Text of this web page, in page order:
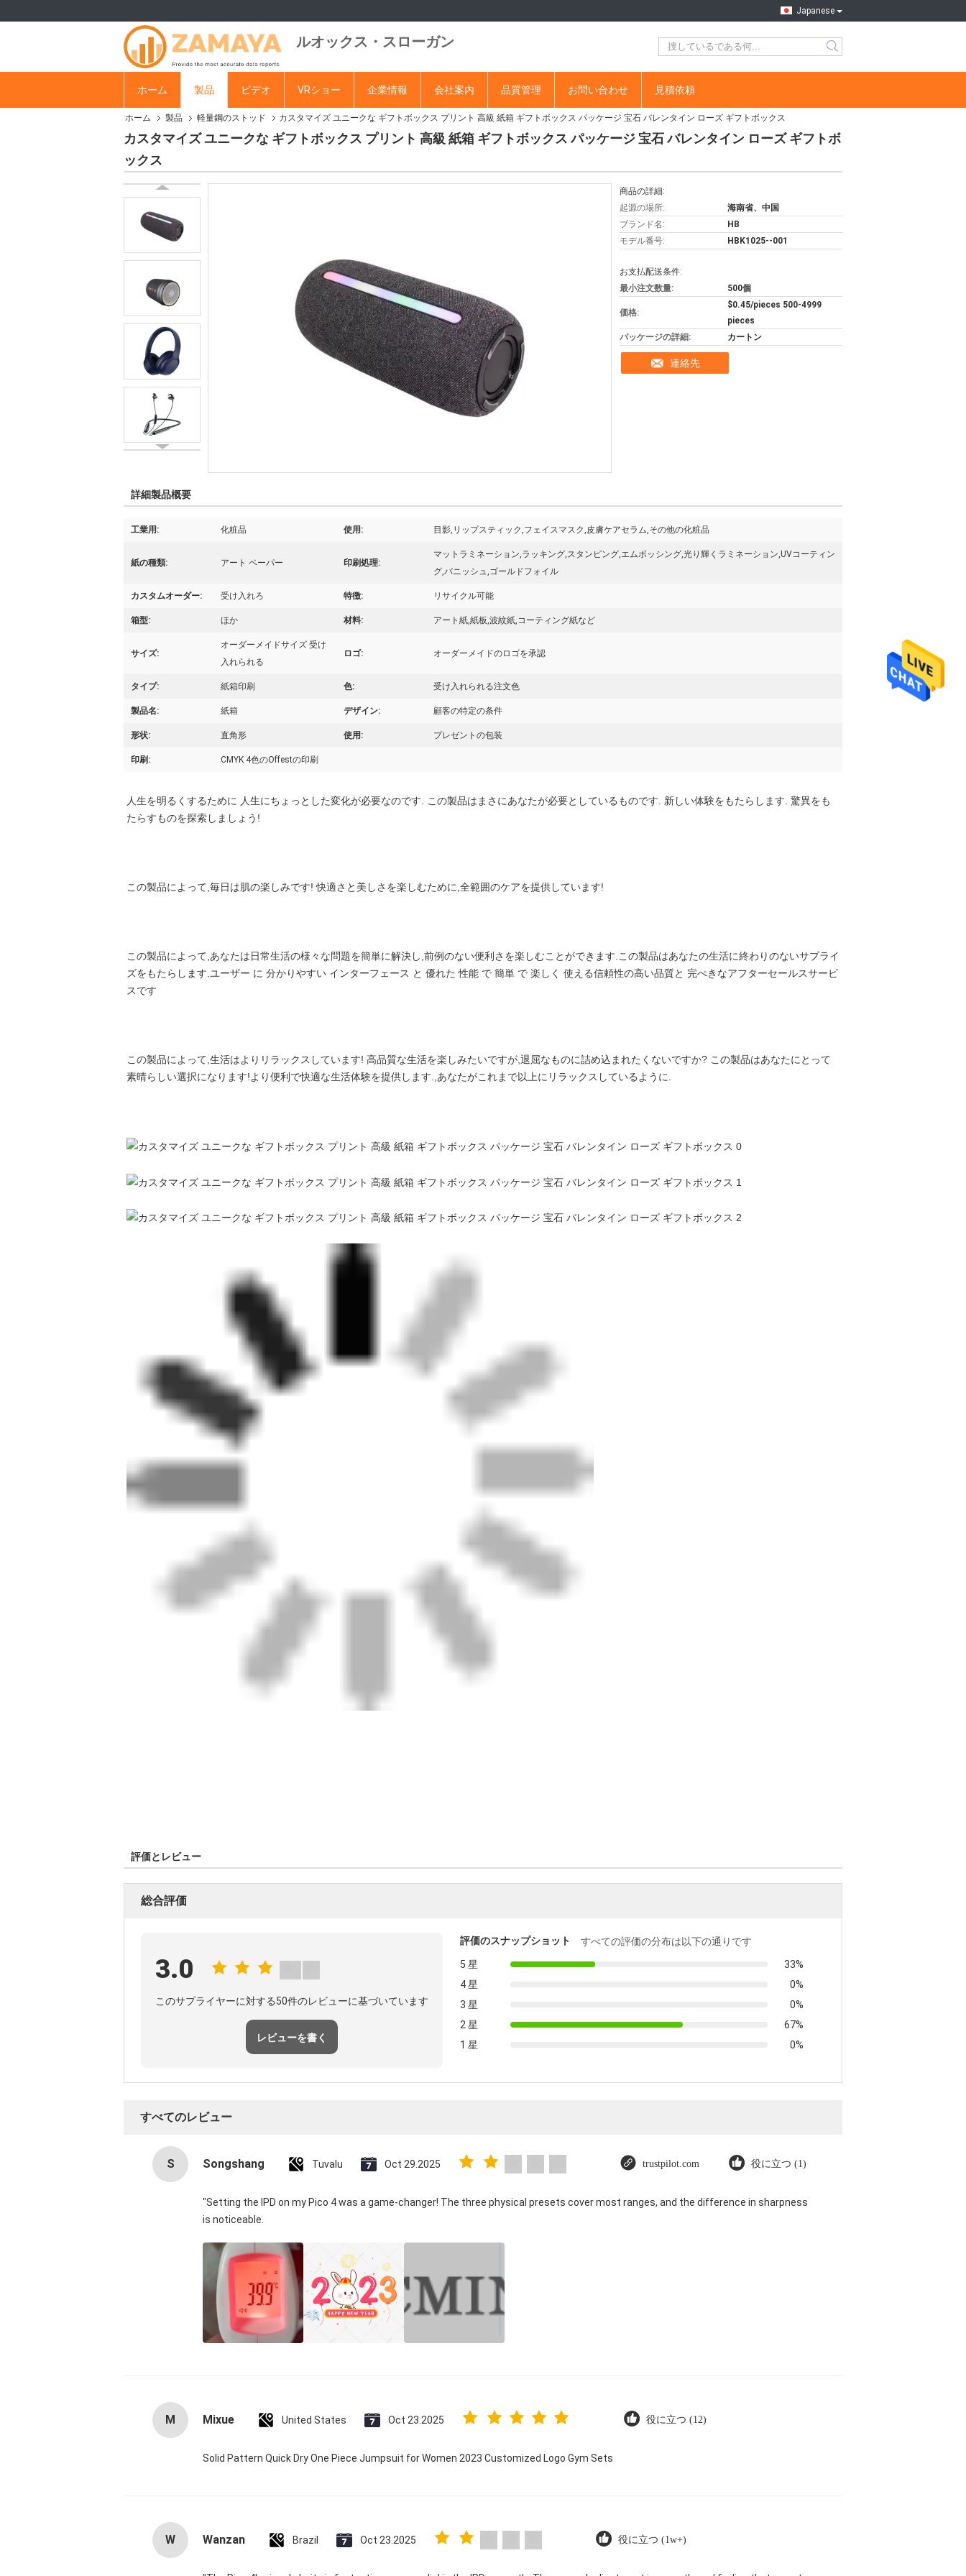
Japanese
ルオックス・スローガン
ホーム 製品 ビデオ VRショー 企業情報 会社案内 品質管理 お問い合わせ 見積依頼
ホーム 製品 軽量鋼のストッド カスタマイズ ユニークな ギフトボックス プリント 高級 紙箱 ギフトボックス パッケージ 宝石 バレンタイン ローズ ギフトボックス
カスタマイズ ユニークな ギフトボックス プリント 高級 紙箱 ギフトボックス パッケージ 宝石 バレンタイン ローズ ギフトボ
ックス
商品の詳細:
起源の場所:
海南省、中国
ブランド名:
HB
モデル番号:
HBK1025--001
お支払配送条件:
最小注文数量:
500個
価格:
$0.45/pieces 500-4999
pieces
パッケージの詳細:
カートン
連絡先
詳細製品概要
工業用: 化粧品 使用: 目影,リップスティック,フェイスマスク,皮膚ケアセラム,その他の化粧品
紙の種類: アート ペーパー 印刷処理:
マットラミネーション,ラッキング,スタンピング,エムボッシング,光り輝くラミネーション,UVコーティン
グ,バニッシュ,ゴールドフォイル
カスタムオーダー: 受け入れろ 特徴: リサイクル可能
箱型: ほか 材料: アート紙,紙板,波紋紙,コーティング紙など
サイズ:
オーダーメイドサイズ 受け
入れられる
ロゴ: オーダーメイドのロゴを承認
タイプ: 紙箱印刷 色: 受け入れられる注文色
製品名: 紙箱 デザイン: 顧客の特定の条件
形状: 直角形 使用: プレゼントの包装
印刷: CMYK 4色のOffestの印刷
人生を明るくするために 人生にちょっとした変化が必要なのです. この製品はまさにあなたが必要としているものです. 新しい体験をもたらします. 驚異をも
たらすものを探索しましょう!
この製品によって,毎日は肌の楽しみです! 快適さと美しさを楽しむために,全範囲のケアを提供しています!
この製品によって,あなたは日常生活の様々な問題を簡単に解決し,前例のない便利さを楽しむことができます.この製品はあなたの生活に終わりのないサプライ
ズをもたらします.ユーザー に 分かりやすい インターフェース と 優れた 性能 で 簡単 で 楽しく 使える信頼性の高い品質と 完ぺきなアフターセールスサービ
スです
この製品によって,生活はよりリラックスしています! 高品質な生活を楽しみたいですが,退屈なものに詰め込まれたくないですか? この製品はあなたにとって
素晴らしい選択になります!より便利で快適な生活体験を提供します.,あなたがこれまで以上にリラックスしているように.
評価とレビュー
総合評価
3.0
このサプライヤーに対する50件のレビューに基づいています
レビューを書く
評価のスナップショット
すべての評価の分布は以下の通りです
5 星
33%
4 星
0%
3 星
0%
2 星
67%
1 星
0%
すべてのレビュー
S Songshang Tuvalu Oct 29.2025 trustpilot.com 役に立つ (1)
"Setting the IPD on my Pico 4 was a game-changer! The three physical presets cover most ranges, and the difference in sharpness
is noticeable.
M Mixue United States Oct 23.2025 役に立つ (12)
Solid Pattern Quick Dry One Piece Jumpsuit for Women 2023 Customized Logo Gym Sets
W Wanzan Brazil Oct 23.2025 役に立つ (1w+)